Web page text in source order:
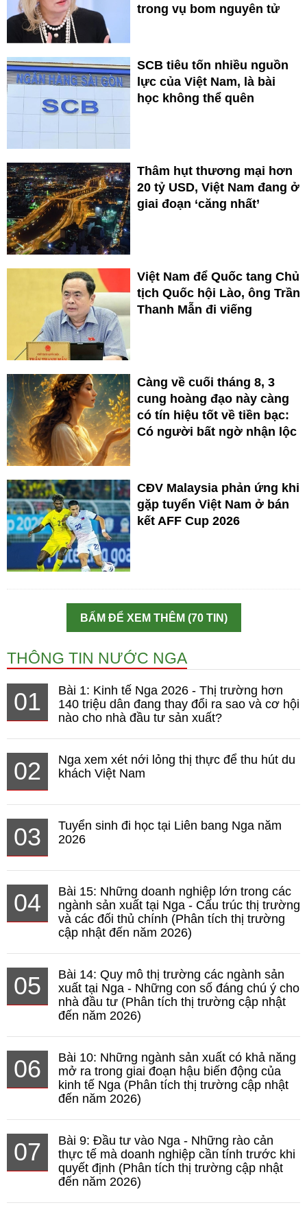
trong vụ bom nguyên tử
SCB tiêu tốn nhiều nguồn
lực của Việt Nam, là bài
học không thể quên
Thâm hụt thương mại hơn
20 tỷ USD, Việt Nam đang ở
giai đoạn ‘căng nhất’
Việt Nam để Quốc tang Chủ
tịch Quốc hội Lào, ông Trần
Thanh Mẫn đi viếng
Càng về cuối tháng 8, 3
cung hoàng đạo này càng
có tín hiệu tốt về tiền bạc:
Có người bất ngờ nhận lộc
CĐV Malaysia phản ứng khi
gặp tuyển Việt Nam ở bán
kết AFF Cup 2026
BẤM ĐỂ XEM THÊM (70 TIN)
THÔNG TIN NƯỚC NGA
01
Bài 1: Kinh tế Nga 2026 - Thị trường hơn
140 triệu dân đang thay đổi ra sao và cơ hội
nào cho nhà đầu tư sản xuất?
02
Nga xem xét nới lỏng thị thực để thu hút du
khách Việt Nam
03
Tuyển sinh đi học tại Liên bang Nga năm
2026
04
Bài 15: Những doanh nghiệp lớn trong các
ngành sản xuất tại Nga - Cấu trúc thị trường
và các đối thủ chính (Phân tích thị trường
cập nhật đến năm 2026)
05
Bài 14: Quy mô thị trường các ngành sản
xuất tại Nga - Những con số đáng chú ý cho
nhà đầu tư (Phân tích thị trường cập nhật
đến năm 2026)
06
Bài 10: Những ngành sản xuất có khả năng
mở ra trong giai đoạn hậu biến động của
kinh tế Nga (Phân tích thị trường cập nhật
đến năm 2026)
07
Bài 9: Đầu tư vào Nga - Những rào cản
thực tế mà doanh nghiệp cần tính trước khi
quyết định (Phân tích thị trường cập nhật
đến năm 2026)